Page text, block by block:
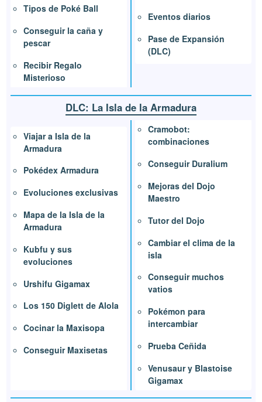
Tipos de Poké Ball
Conseguir la caña y
pescar
Recibir Regalo
Misterioso
Eventos diarios
Pase de Expansión
(DLC)
DLC: La Isla de la Armadura
Viajar a Isla de la
Armadura
Pokédex Armadura
Evoluciones exclusivas
Mapa de la Isla de la
Armadura
Kubfu y sus
evoluciones
Urshifu Gigamax
Los 150 Diglett de Alola
Cocinar la Maxisopa
Conseguir Maxisetas
Cramobot:
combinaciones
Conseguir Duralium
Mejoras del Dojo
Maestro
Tutor del Dojo
Cambiar el clima de la
isla
Conseguir muchos
vatios
Pokémon para
intercambiar
Prueba Ceñida
Venusaur y Blastoise
Gigamax